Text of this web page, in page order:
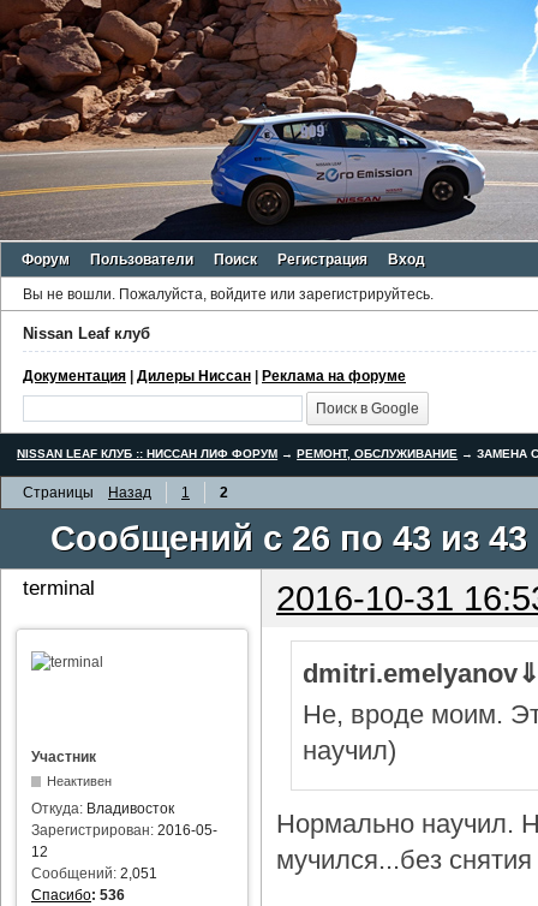
Форум Пользователи Поиск Регистрация Вход
Вы не вошли. Пожалуйста, войдите или зарегистрируйтесь.
Nissan Leaf клуб
Документация | Дилеры Ниссан | Реклама на форуме
NISSAN LEAF КЛУБ :: НИССАН ЛИФ ФОРУМ → РЕМОНТ, ОБСЛУЖИВАНИЕ →ЗАМЕНА
Страницы Назад 1 2
Сообщений с 26 по 43 из 43
terminal 2016-10-31
Участник
Неактивен
Откуда: Владивосток
Зарегистрирован: 2016-05-
12
Сообщений: 2,051
Спасибо: 536
Не, вроде моим.
научил)
Нормально научил.
мучился...без снятия